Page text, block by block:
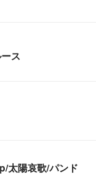
ス
太陽哀歌/パンド